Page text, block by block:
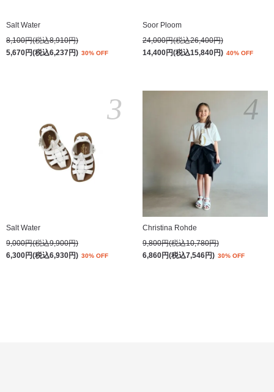
Salt Water
8,100円(税込8,910円)
5,670円(税込6,237円) 30% OFF
Soor Ploom
24,000円(税込26,400円)
14,400円(税込15,840円) 40% OFF
Salt Water
9,000円(税込9,900円)
6,300円(税込6,930円) 30% OFF
3
Christina Rohde
9,800円(税込10,780円)
6,860円(税込7,546円) 30% OFF
4